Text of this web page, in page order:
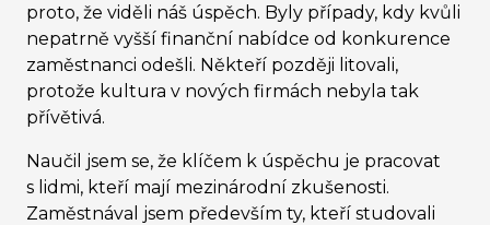
proto, že viděli náš úspěch. Byly případy, kdy kvůli
nepatrně vyšší finanční nabídce od konkurence
zaměstnanci odešli. Někteří později litovali,
protože kultura v nových firmách nebyla tak
přívětivá.
Naučil jsem se, že klíčem k úspěchu je pracovat
s lidmi, kteří mají mezinárodní zkušenosti.
Zaměstnával jsem především ty, kteří studovali